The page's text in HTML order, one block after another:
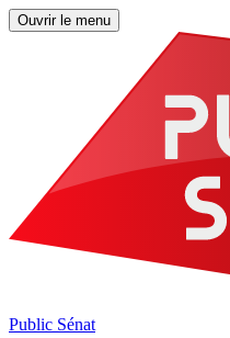
Ouvrir le menu
Public Sénat